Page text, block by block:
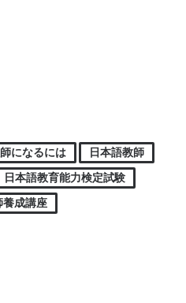
になるには
日本語教師
日本語教育能力検定試験
養成講座